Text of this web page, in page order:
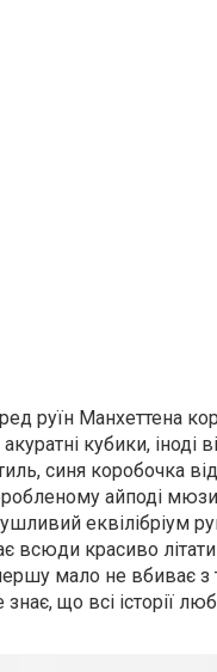
руїн Манхеттена
кубики, іноді
синя коробочка
айподі
еквілібріум
всюди красиво
мало не вбиває з
що всі історії